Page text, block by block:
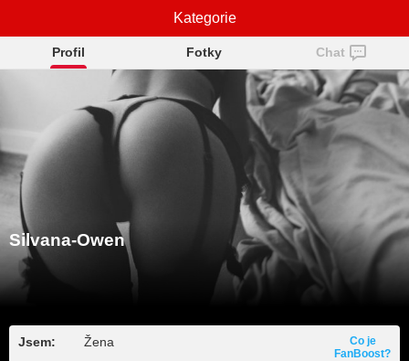
Silvana-Owen
Profil Fotky Chat
Silvana-Owen
Jsem: Žena
Co je
FanBoost?
Kategorie